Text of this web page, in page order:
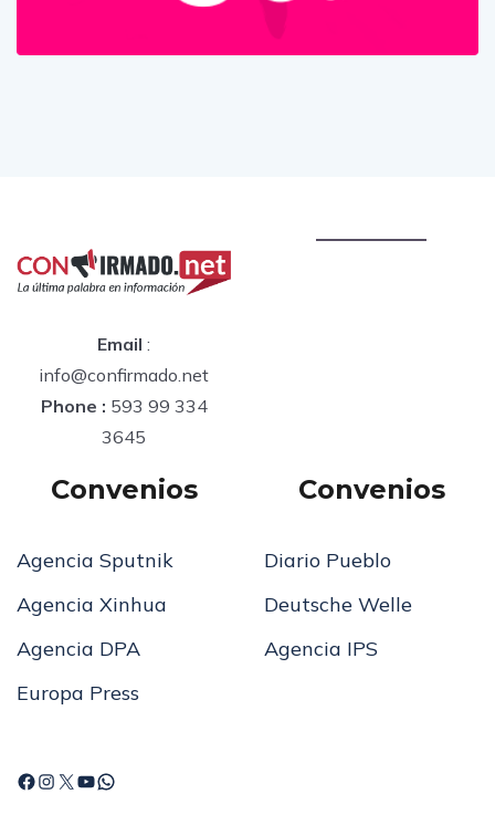
Email :
info@confirmado.net
Phone : 593 99 334
3645
Convenios
Agencia Sputnik
Agencia Xinhua
Agencia DPA
Europa Press
Convenios
Diario Pueblo
Deutsche Welle
Agencia IPS